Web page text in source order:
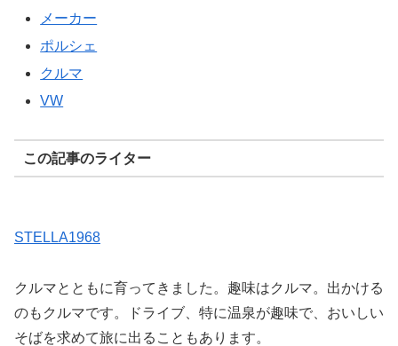
メーカー
ポルシェ
クルマ
VW
この記事のライター
STELLA1968
クルマとともに育ってきました。趣味はクルマ。出かける
のもクルマです。ドライブ、特に温泉が趣味で、おいしい
そばを求めて旅に出ることもあります。